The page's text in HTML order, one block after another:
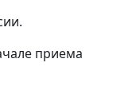
приема